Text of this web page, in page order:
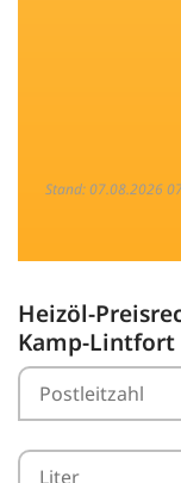
Stand: 07.08.2026
Heizöl-
Kamp-Lintfort